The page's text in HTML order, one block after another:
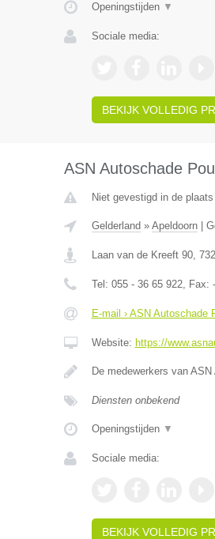
Openingstijden ▼
Sociale media:
BEKIJK VOLLEDIG
ASN Autoschade
Niet gevestigd in de
Gelderland » Apeldoorn|
Laan van de Kreeft 90,
Tel: 055 - 36 65 922, Fax: -
E-mail › ASN Autoschade
Website: https://
De medewerkers van
Diensten onbekend
Openingstijden ▼
Sociale media:
BEKIJK VOLLEDIG